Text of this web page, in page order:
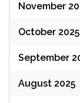
November
October 2025
September
August 2025